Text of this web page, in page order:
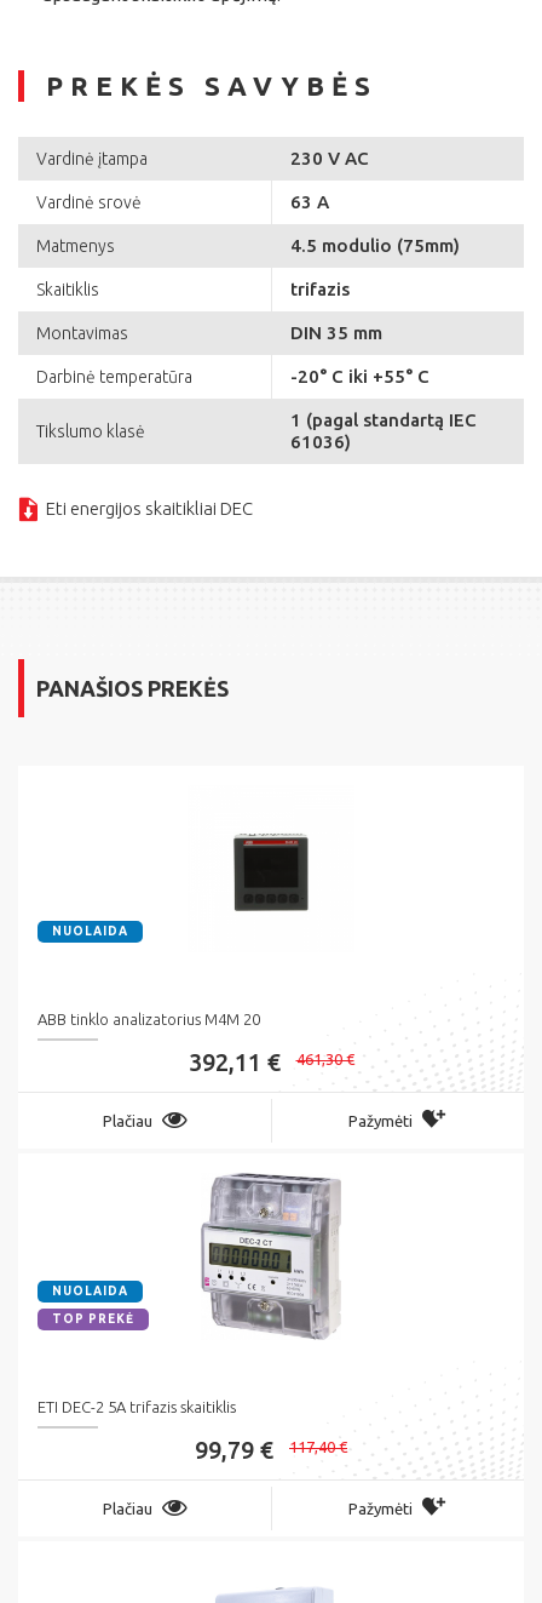
PREKĖS SAVYBĖS
Vardinė įtampa 230 V AC
Vardinė srovė 63 A
Matmenys 4.5 modulio (75mm)
Skaitiklis trifazis
Montavimas DIN 35 mm
Darbinė temperatūra -20° C iki +55° C
Tikslumo klasė
1 (pagal standartą IEC
61036)
Eti energijos skaitikliai DEC
PANAŠIOS PREKĖS
NUOLAIDA
ABB tinklo analizatorius M4M 20
392,11 € 461,30 €
Plačiau Pažymėti
NUOLAIDA
TOP PREKĖ
ETI DEC-2 5A trifazis skaitiklis
99,79 € 117,40 €
Plačiau Pažymėti